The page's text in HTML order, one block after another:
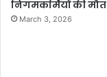
निगमकर्मियों की मौत
March 3, 2026